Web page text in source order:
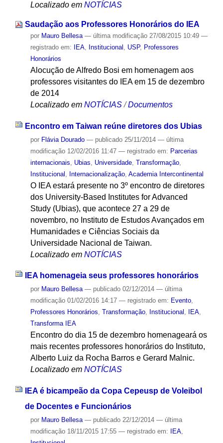
Localizado em NOTÍCIAS
Saudação aos Professores Honorários do IEA
por Mauro Bellesa — última modificação27/08/2015 10:49 —
registrado em:
IEA, Institucional , USP, Professores
Honorários
Alocução de Alfredo Bosi em homenagem aos
professores visitantes do IEA em 15 de dezembro
de 2014
Localizado em NOTÍCIAS /Documentos
Encontro em Taiwan reúne diretores dos Ubias
por Flávia Dourado — publicado25/11/2014 — última
modificação12/02/2016 11:47 — registrado em: Parcerias
internacionais
Ubias Universidade, Transformação,
Institucional
Internacionalização, Academia Intercontinental
O IEA estará presente no 3º encontro de diretores
dos University-Based Institutes for Advanced
Study (Ubias), que acontece 27 a 29 de
novembro, no Instituto de Estudos Avançados em
Humanidades e Ciências Sociais da
Universidade Nacional de Taiwan.
Localizado em NOTÍCIAS
IEA homenageia seus professores honorários
por Mauro Bellesa — publicado02/12/2014 — última
modificação01/02/2016 14:17 — registrado em: Evento,
Professores Honorários, Transformação, Institucional , IEA,
Transforma IEA
Encontro do dia 15 de dezembro homenageará os
mais recentes professores honorários do Instituto,
Alberto Luiz da Rocha Barros e Gerard Malnic.
Localizado em NOTÍCIAS
IEA é bicampeão da Copa Cepeusp de Voleibol
de Docentes e Funcionários
por Mauro Bellesa — publicado22/12/2014 — última
modificação18/11/2015 17:55 — registrado em: IEA,